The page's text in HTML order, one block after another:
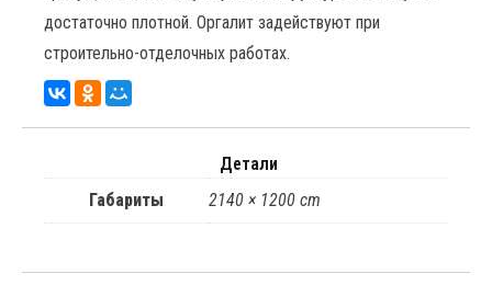
достаточно плотной. Оргалит задействуют при
строительно-отделочных работах.
Детали
Габариты
2140 × 1200 cm